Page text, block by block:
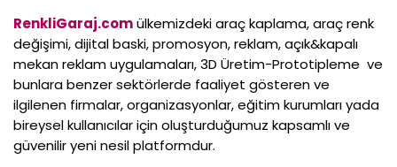
RenkliGaraj.comülkemizdeki araç kaplama, araç renk
değişimi, dijital baski, promosyon, reklam, açık&kapalı
mekan reklam uygulamaları, 3D Üretim-Prototipleme ve
bunlara benzer sektörlerde faaliyet gösteren ve
ilgilenen firmalar, organizasyonlar, eğitim kurumları yada
bireysel kullanıcılar için oluşturduğumuz kapsamlı ve
güvenilir yeni nesil platformdur.